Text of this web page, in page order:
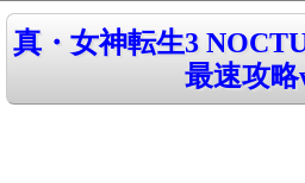
真・女神転生3
最速攻